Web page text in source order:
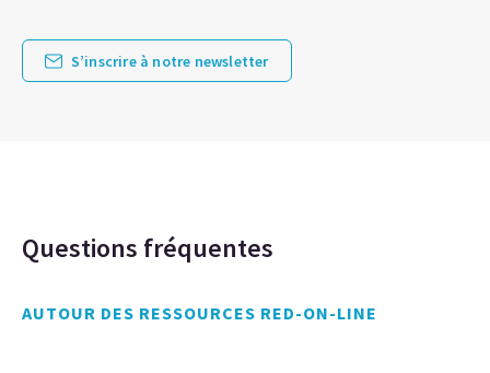
S’inscrire à notre newsletter
Questions fréquentes
AUTOUR DES RESSOURCES RED-ON-LINE